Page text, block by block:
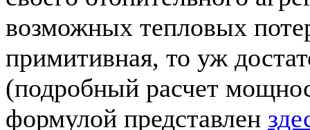
возможных тепловых
примитивная, то уж
(подробный расчет
формулой представлен